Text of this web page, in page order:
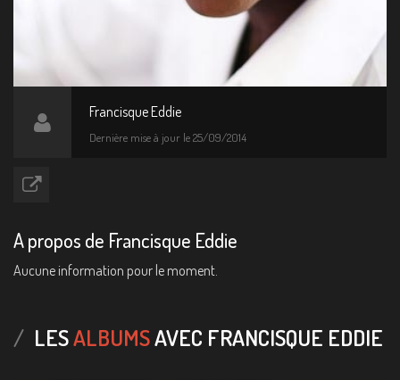
Francisque Eddie
Dernière mise à jour le 25/09/2014
A propos de Francisque Eddie
Aucune information pour le moment.
LESALBUMSAVEC FRANCISQUE EDDIE